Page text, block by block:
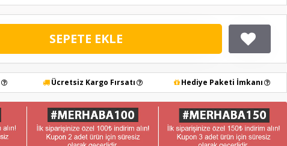
SEPETE EKLE
Ücretsiz Kargo Fırsatı Hediye Paketi İmkanı